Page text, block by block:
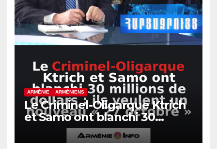
ARMÉNIE ARMÉNIENS
Le Criminel-Oligarque Ktrich
et Samo ont blanchi 30
millions de dollars : ils
veulent un nouveau « 27